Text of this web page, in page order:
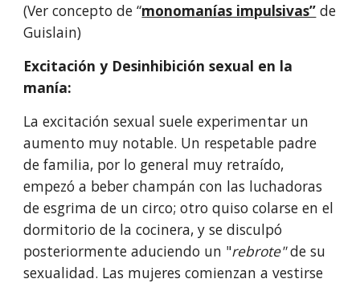
(Ver concepto de “monomanías impulsivas” de
Guislain)
Excitación y Desinhibición sexual en la
manía:
La excitación sexual suele experimentar un
aumento muy notable. Un respetable padre
de familia, por lo general muy retraído,
empezó a beber champán con las luchadoras
de esgrima de un circo; otro quiso colarse en el
dormitorio de la cocinera, y se disculpó
posteriormente aduciendo un "rebro­te" de su
sexualidad. Las mujeres comienzan a vestirse